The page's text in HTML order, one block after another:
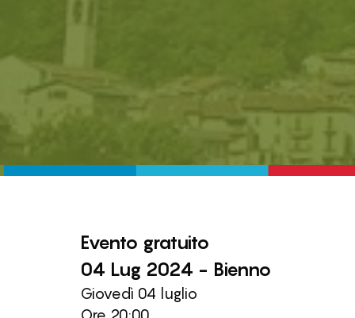
Evento gratuito
04 Lug 2024 - Bienno
Giovedì 04 luglio